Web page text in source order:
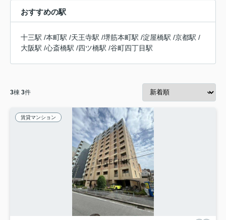
おすすめの駅
十三駅 /本町駅 /天王寺駅 /堺筋本町駅 /淀屋橋駅 /京都駅 /
大阪駅 /心斎橋駅 /四ツ橋駅 /谷町四丁目駅
3棟 3件
賃貸マンション